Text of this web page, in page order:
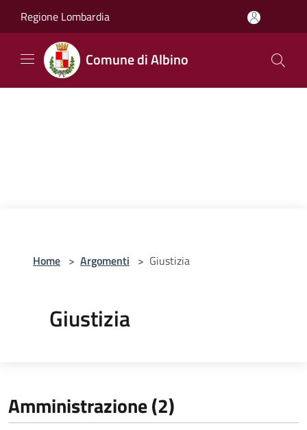
Regione Lombardia
Comune di Albino
Home > Argomenti > Giustizia
Giustizia
Amministrazione (2)